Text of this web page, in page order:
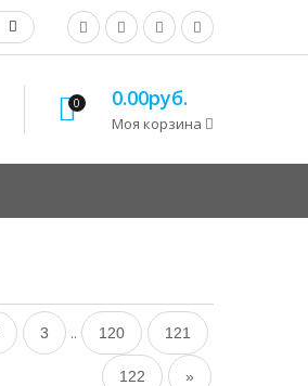
0 0.00руб.
Моя корзина
3 .. 120 121
122 »